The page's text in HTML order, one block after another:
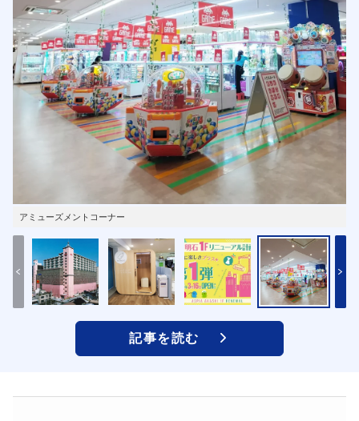
アミューズメントコーナー
記事を読む